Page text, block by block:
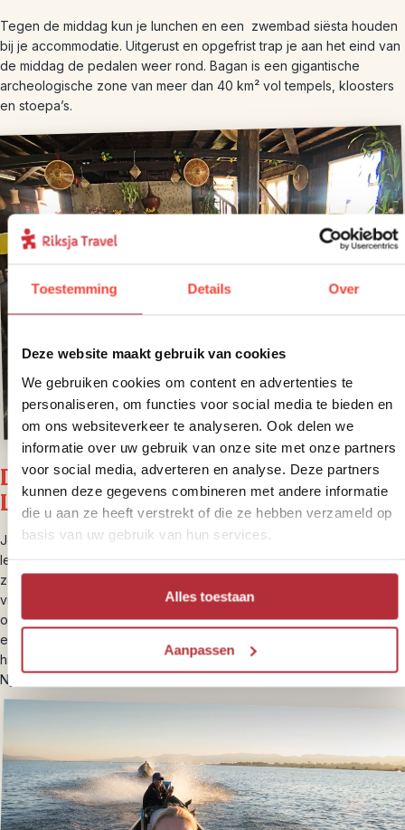
Toestemming Details Over
Deze website maakt gebruik van cookies
We gebruiken cookies om content en advertenties te
personaliseren, om functies voor social media te bieden en
om ons websiteverkeer te analyseren. Ook delen we
informatie over uw gebruik van onze site met onze partners
voor social media, adverteren en analyse. Deze partners
kunnen deze gegevens combineren met andere informatie
die u aan ze heeft verstrekt of die ze hebben verzameld op
basis van uw gebruik van hun services.
Alles toestaan
Aanpassen
Tegen de middag kun je lunchen en een zwembad siësta houden
bij je accommodatie. Uitgerust en opgefrist trap je aan het eind van
de middag de pedalen weer rond. Bagan is een gigantische
archeologische zone van meer dan 40 km² vol tempels, kloosters
en stoepa’s.
Dag 6 – In lokale bus richting Inle
Lake
Je reist in ongeveer 8 uur per lokale bus naar Nyaung Shwe. In dit
levendige dorp aan de noordelijke rand van Inle Lake hangt
zowaar een laidback reizigerssfeer die je in de rest van Myanmar
vrijwel niet tegenkomt. Een plek waar je doorheen kunt wandelen
op zoek naar een restaurantje en waar je ‘s avonds ook nog eens
een drankje kunt nemen in een lounge-achtige setting. Je verblijft
hier in een kleinschalige lodge. De rest van de middag kun je
Nyuang Shwe verkennen.